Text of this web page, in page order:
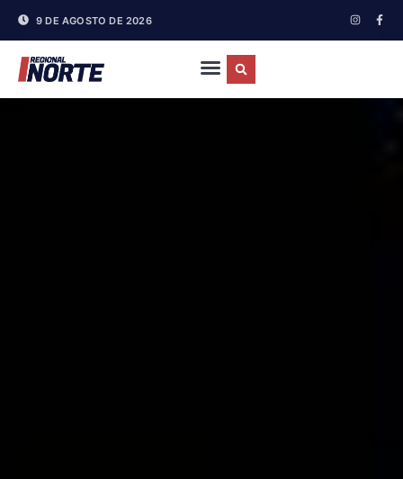
9 DE AGOSTO DE 2026